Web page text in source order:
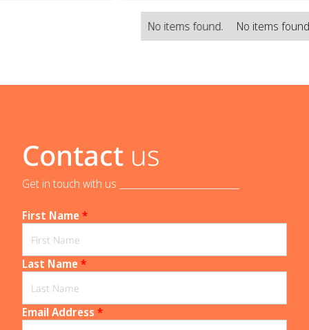
No items found. No items
Contact us
Get in touch with us _____________________________
First Name*
Last Name*
Email Address *